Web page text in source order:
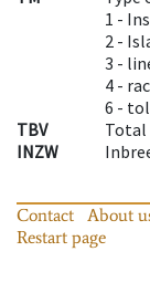
1 -
2 -
3 -
4 -
6 -
TBV
Total
INZW
Contact About
Restart page